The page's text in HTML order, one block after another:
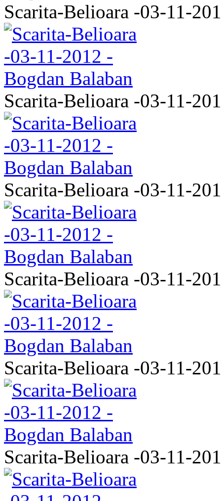
Scarita-Belioara -03-11-
Scarita-Belioara -03-11-
Scarita-Belioara -03-11-
Scarita-Belioara -03-11-
Scarita-Belioara -03-11-
Scarita-Belioara -03-11-